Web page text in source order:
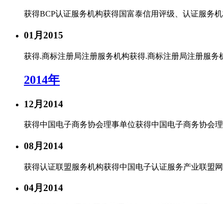
荣誉资质
我们获得的荣誉不甚枚举，感谢有你
获得BCP认证服务机构获得国富泰信用评级、认证服务
01月 2015
获得.商标注册局注册服务机构获得.商标注册局注册服务
2014年
12月 2014
获得中国电子商务协会理事单位获得中国电子商务协会
08月 2014
获得认证联盟服务机构获得中国电子认证服务产业联盟
04月 2014